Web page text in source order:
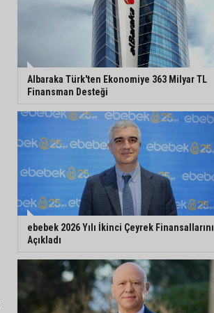
Albaraka Türk'ten Ekonomiye 363 Milyar TL
Finansman Desteği
ebebek 2026 Yılı İkinci Çeyrek Finansallarını
Açıkladı